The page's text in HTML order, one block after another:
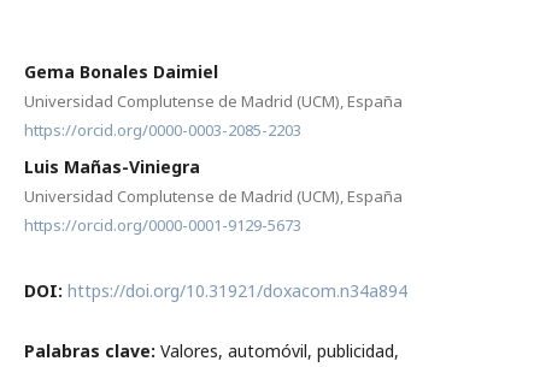
Gema Bonales Daimiel
Universidad Complutense de Madrid (UCM), España
https://orcid.org/0000-0003-2085-2203
Luis Mañas-Viniegra
Universidad Complutense de Madrid (UCM), España
https://orcid.org/0000-0001-9129-5673
DOI: https://doi.org/10.31921/doxacom.n34a894
Palabras clave: Valores, automóvil, publicidad,